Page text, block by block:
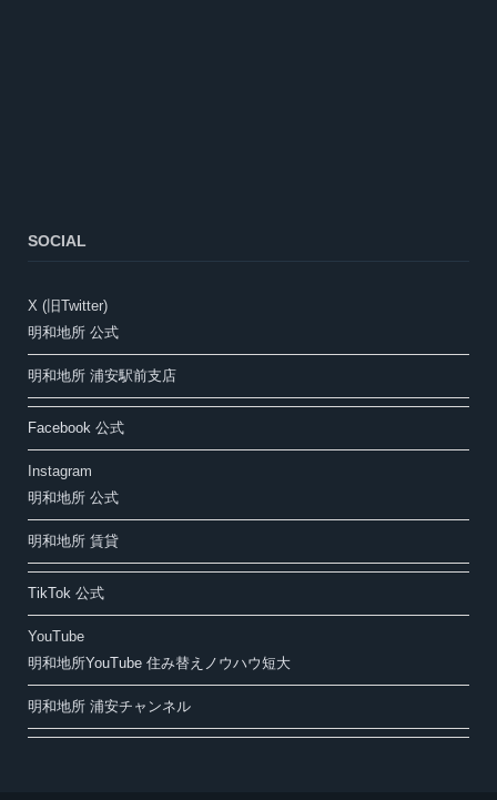
SOCIAL
X (旧Twitter)
明和地所 公式
明和地所 浦安駅前支店
Facebook 公式
Instagram
明和地所 公式
明和地所 賃貸
TikTok 公式
YouTube
明和地所YouTube 住み替えノウハウ短大
明和地所 浦安チャンネル